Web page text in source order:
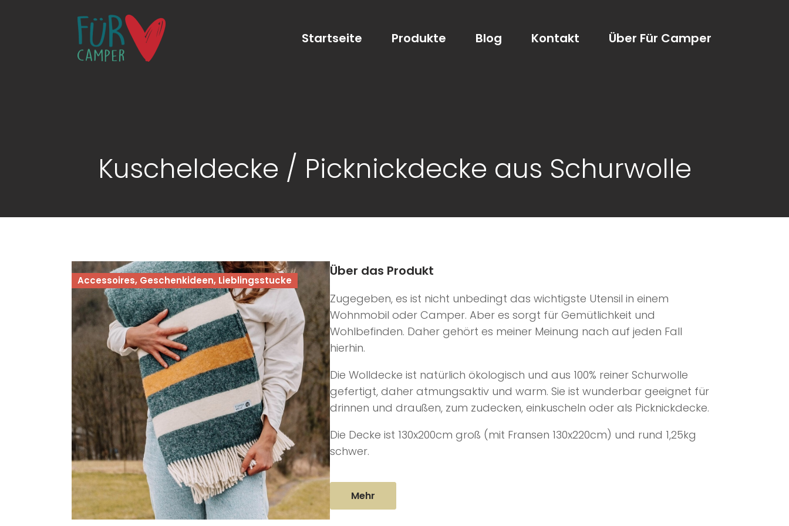
Startseite Produkte Blog Kontakt Über Für Camper
Kuscheldecke / Picknickdecke aus Schurwolle
Accessoires, Geschenkideen, Lieblingsstucke
Über das Produkt
Zugegeben, es ist nicht unbedingt das wichtigste Utensil in einem
Wohnmobil oder Camper. Aber es sorgt für Gemütlichkeit und
Wohlbefinden. Daher gehört es meiner Meinung nach auf jeden Fall
hierhin.
Die Wolldecke ist natürlich ökologisch und aus 100% reiner Schurwolle
gefertigt, daher atmungsaktiv und warm. Sie ist wunderbar geeignet für
drinnen und draußen, zum zudecken, einkuscheln oder als Picknickdecke.
Die Decke ist 130x200cm groß (mit Fransen 130x220cm) und rund 1,25kg
schwer.
Mehr